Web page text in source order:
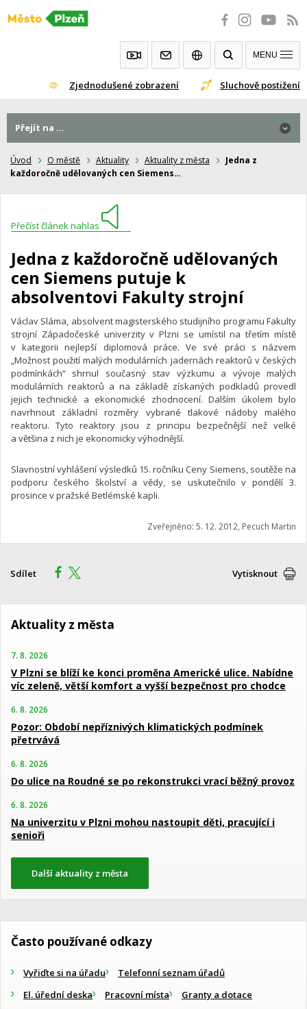
Přeskočit
Zjednodušené zobrazení Sluchově postižení
MENU
Úvod O městě Aktuality Aktuality z města
Jedna z
každoročně udělovaných cen Siemens…
Přečíst článek nahlas
Jedna z každoročně udělovaných
cen Siemens putuje k
absolventovi Fakulty strojní
Václav Sláma, absolvent magisterského studijního programu Fakulty
strojní Západočeské univerzity v Plzni se umístil na třetím místě
v kategorii nejlepší diplomová práce. Ve své práci s názvem
„Možnost použití malých modulárních jadernách reaktorů v českých
podmínkách“ shrnul současný stav výzkumu a vývoje malých
modulárních reaktorů a na základě získaných podkladů provedl
jejich technické a ekonomické zhodnocení. Dalším úkolem bylo
navrhnout základní rozměry vybrané tlakové nádoby malého
reaktoru. Tyto reaktory jsou z principu bezpečnější než velké
a většina z nich je ekonomicky výhodnější.
Slavnostní vyhlášení výsledků 15. ročníku Ceny Siemens, soutěže na
podporu českého školství a vědy, se uskutečnilo v pondělí 3.
prosince v pražské Betlémské kapli.
Zveřejněno: 5. 12. 2012, Pecuch Martin
Sdílet Vytisknout
Přejít na ...
Aktuality z města
7. 8. 2026
V Plzni se blíží ke konci proměna Americké ulice. Nabídne
víc zeleně, větší komfort a vyšší bezpečnost pro chodce
6. 8. 2026
Pozor: Období nepříznivých klimatických podmínek
přetrvává
6. 8. 2026
Do ulice na Roudné se po rekonstrukci vrací běžný provoz
6. 8. 2026
Na univerzitu v Plzni mohou nastoupit děti, pracující i
senioři
Další aktuality z města
Často používané odkazy
Vyřiďte si na úřadu
Telefonní seznam úřadů
El. úřední deska
Pracovní místa
Granty a dotace